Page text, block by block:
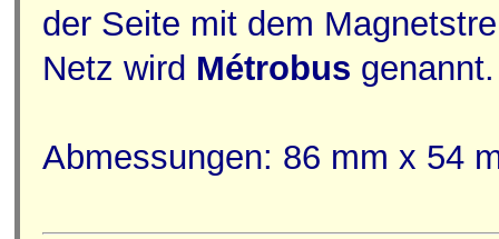
der Seite mit dem
Netz wird Métrobus genannt.
Abmessungen: 86 mm x 54